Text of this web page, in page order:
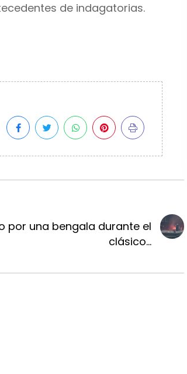
de indagatorias.
por una bengala durante el
clásico...